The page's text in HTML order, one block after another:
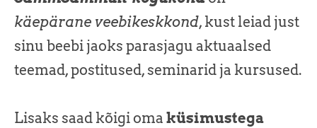
käepärane veebikeskkond, kust leiad just
sinu beebi jaoks parasjagu aktuaalsed
teemad, postitused, seminarid ja kursused.
Lisaks saad kõigi oma küsimustega